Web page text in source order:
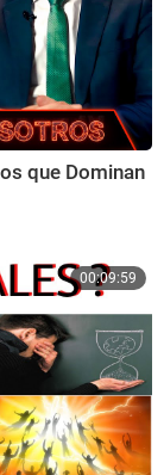
que Dominan
00:09:59